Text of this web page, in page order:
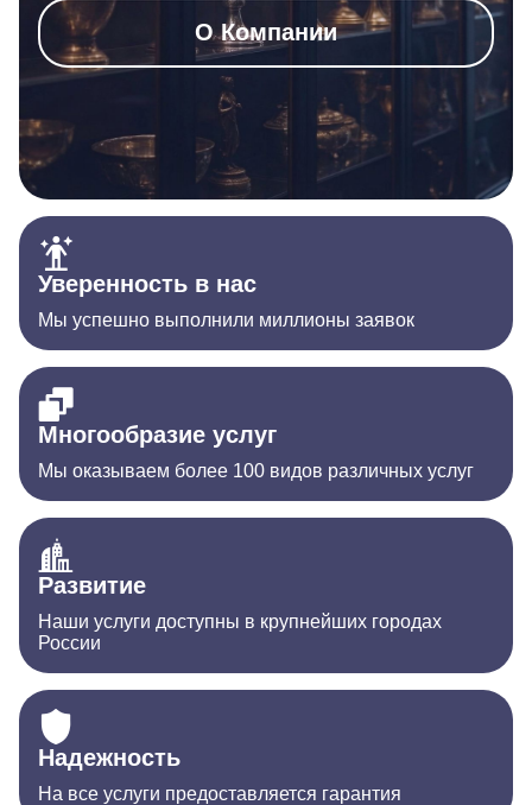
О Компании
Уверенность в нас
Мы успешно выполнили миллионы заявок
Многообразие услуг
Мы оказываем более 100 видов различных услуг
Развитие
Наши услуги доступны в крупнейших городах
России
Надежность
На все услуги предоставляется гарантия